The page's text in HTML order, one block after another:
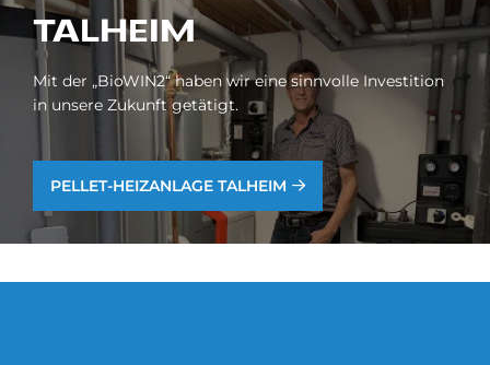
TAL­HEIM
Mit der „BioWIN2“ haben wir eine sinnvolle Investition
in unsere Zukunft getätigt.
PEL­LET-HEIZ­AN­LA­GE TAL­HEIM